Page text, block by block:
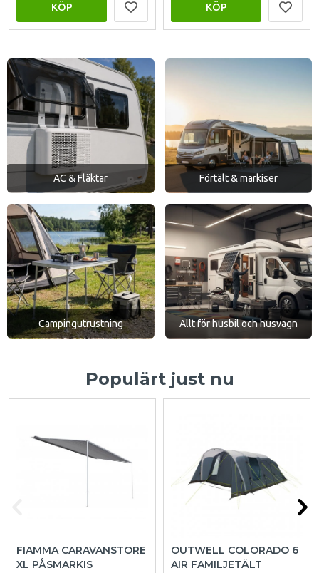
KÖP KÖP
AC & Fläktar Förtält & markiser
Campingutrustning Allt för husbil och husvagn
Populärt just nu
FIAMMA CARAVANSTORE
XL PÅSMARKIS
OUTWELL COLORADO 6
AIR FAMILJETÄLT